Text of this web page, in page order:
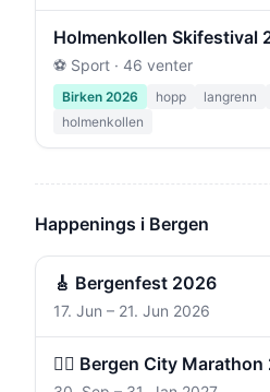
Holmenkollen Skifestival
⚽ Sport · 46 venter
Birken 2026 hopp langrenn
holmenkollen
Happenings i Bergen
🎸 Bergenfest 2026
17. Jun – 21. Jun 2026
🏃‍♀️ Bergen City